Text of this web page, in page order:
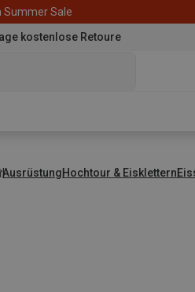
Summer Sale
kostenlose Retoure
AusrüstungHochtour & Eisklettern